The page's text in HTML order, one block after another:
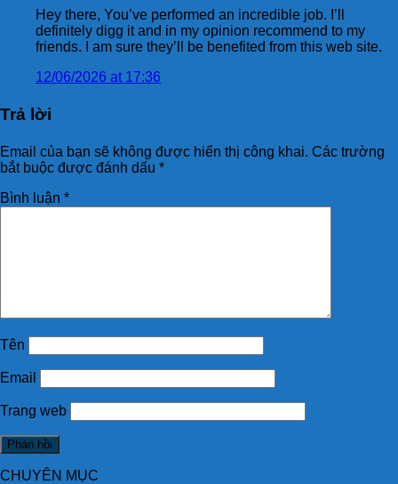
Hey there, You’ve performed an incredible job. I’ll
definitely digg it and in my opinion recommend to my
friends. I am sure they’ll be benefited from this web site.
12/06/2026 at 17:36
Trả lời
Email của bạn sẽ không được hiển thị công khai. Các trường
bắt buộc được đánh dấu *
Bình luận *
Tên
Email
Trang web
CHUYÊN MỤC